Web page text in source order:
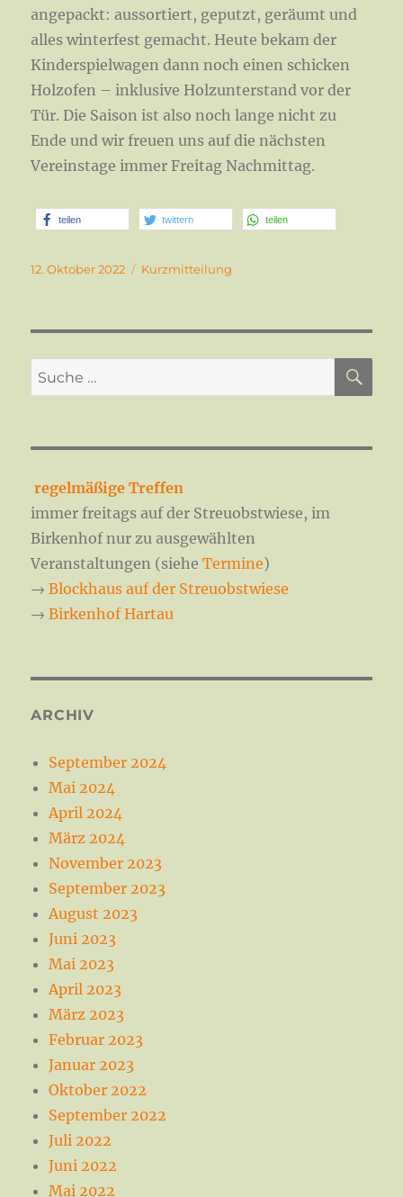
angepackt: aussortiert, geputzt, geräumt und
alles winterfest gemacht. Heute bekam der
Kinderspielwagen dann noch einen schicken
Holzofen – inklusive Holzunterstand vor der
Tür. Die Saison ist also noch lange nicht zu
Ende und wir freuen uns auf die nächsten
Vereinstage immer Freitag Nachmittag.
teilen twittern teilen
Veröffentlicht
12. Oktober 2022 Format
Kurzmitteilung
Suche
nach:
regelmäßige Treffen
immer freitags auf der Streuobstwiese, im
Birkenhof nur zu ausgewählten
Veranstaltungen (sieheTermine)
→Blockhaus auf der Streuobstwiese
→Birkenhof Hartau
ARCHIV
September 2024
Mai 2024
April 2024
März 2024
November 2023
September 2023
August 2023
Juni 2023
Mai 2023
April 2023
März 2023
Februar 2023
Januar 2023
Oktober 2022
September 2022
Juli 2022
Juni 2022
Mai 2022